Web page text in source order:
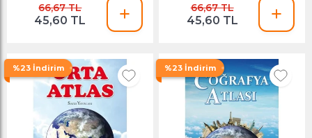
66,67 TL
45,60 TL
66,67 TL
45,60 TL
%23 İndirim %23 İndirim